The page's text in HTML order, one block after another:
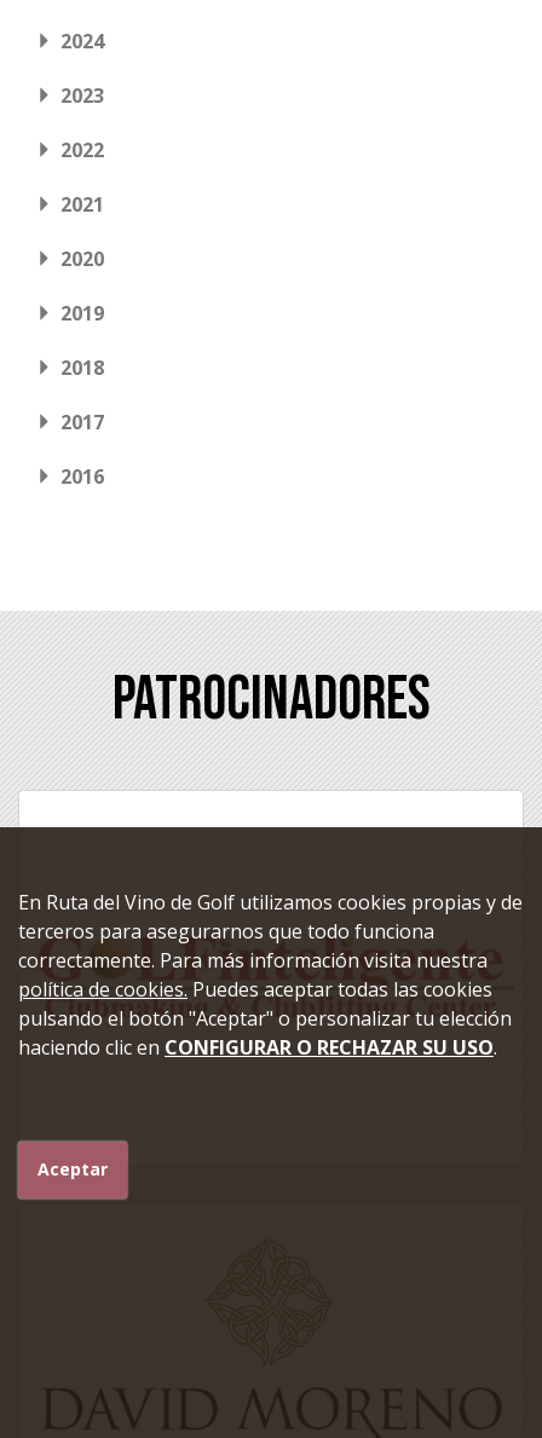
2024
2023
2022
2021
2020
2019
2018
2017
2016
Patrocinadores
En Ruta del Vino de Golf utilizamos cookies propias y de
terceros para asegurarnos que todo funciona
correctamente. Para más información visita nuestra
política de cookies. Puedes aceptar todas las cookies
pulsando el botón "Aceptar" o personalizar tu elección
haciendo clic en CONFIGURAR O RECHAZAR SU USO.
Aceptar